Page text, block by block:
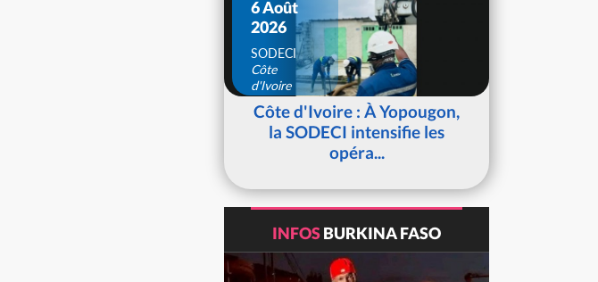
6 Août
2026
SODECI
Côte
d'Ivoire
Côte d'Ivoire : À Yopougon,
la SODECI intensifie les
opéra...
INFOSBURKINA FASO